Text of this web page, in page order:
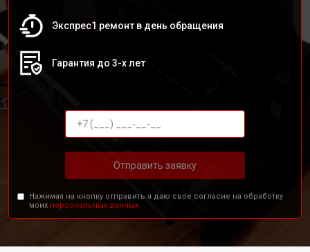
Экспрес1 ремонт в день обращения
Гарантия до 3-х лет
Отправить заявку
Нажимая на кнопку отправить я даю свое согласие на обработку
моих персональных данных.